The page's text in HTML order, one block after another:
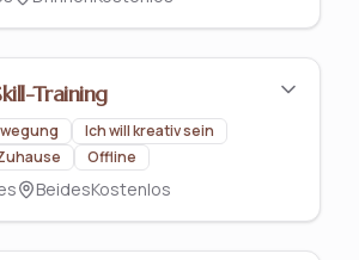
Training
Ich will kreativ sein
Offline
BeidesKostenlos